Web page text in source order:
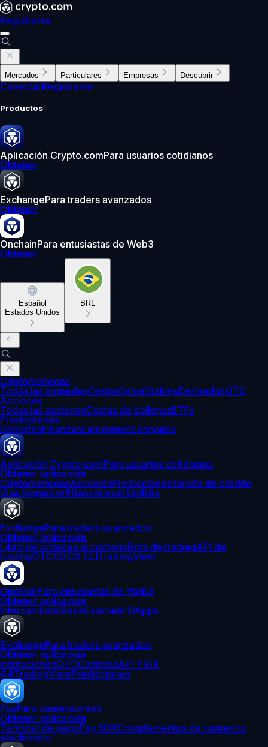
Registrarse
Mercados Particulares Empresas Descubrir
ConectarRegistrarse
Productos
Aplicación Crypto.comPara usuarios cotidianos
Obtener
ExchangePara traders avanzados
Obtener
OnchainPara entusiastas de Web3
Obtener
Español
Estados Unidos
BRL
Criptomonedas
Todas las monedasCestasGanarStakingDerivadosOTC
Acciones
Todas las accionesCestas de ballenasETFs
Predicciones
DeportesFinanzasEleccionesEconomía
Aplicación Crypto.comPara usuarios cotidianos
Obtener aplicación
CriptomonedasAccionesPrediccionesTarjeta de crédito
Visa Signature®BancaLevel UpIRAs
ExchangePara traders avanzados
Obtener aplicación
Libro de órdenes al contadoBots de tradingAPI de
tradingOTCCDCX CLITradingView
OnchainPara entusiastas de Web3
Obtener aplicación
IntercambiosStakeExaminar DApps
ExchangePara traders avanzados
Obtener aplicación
InstitucionesOTCCustodiaAPI Y FIX
4.4TradingViewPredicciones
PayPara comerciantes
Obtener aplicación
Terminal de pagoPay SDKComplementos de comercio
electrónico